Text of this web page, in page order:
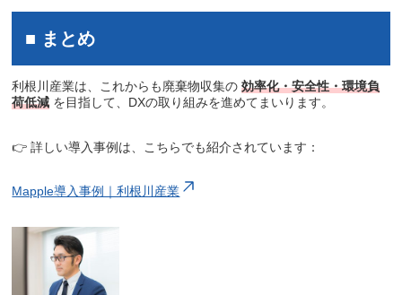
■ まとめ
利根川産業は、これからも廃棄物収集の効率化・安全性・環境負
荷低減 を目指して、DXの取り組みを進めてまいります。
👉 詳しい導入事例は、こちらでも紹介されています：
Mapple導入事例｜利根川産業